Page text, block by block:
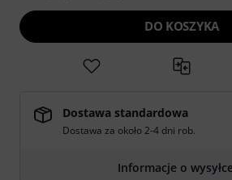
DO KOSZYKA
Dostawa standardowa
Dostawa za około 2-4 dni rob.
Informacje o